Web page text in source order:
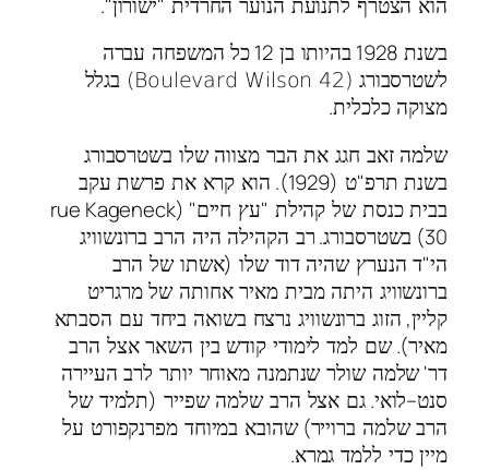
הוא הצטרף לתנועת הנוער החרדית ישורון
בשנת 1928 בהיותו בן12 כל המשפחה עברה
לשטרסבורג (42 Boulevard Wilson) בגלל
מצוקה כלכלית.
שלמה זאב חגג את הבר מצווה שלו בשטרסבורג
בשנת תרפ"ט (1929).
הוא קרא את פרשת עקב
בבית כנסת של קהילת "עץ חיים
" (rue Kageneck
30)
בשטרסבורג. רב הקהילה היה הרב ברונשוויג
הי"ד הנערץ שהיה דוד שלו (אשתו של הרב
ברונשוויג היתה מבית מאיר אחותה של מרגריט
קליין, הזוג ברונשוויג נרצח בשואה ביחד עם הסבתא
מאיר).שם למד לימודי קודש בין השאר אצל הרב
דר'שלמה שולר שנתמנה מאוחר יותר לרב העיירה
סנט–לואי.גם אצל הרב שלמה שפייר (תלמיד של
הרב שלמה ברוייר)שהובא במיוחד מפרנקפורט על
מיין כדי ללמד גמרא.